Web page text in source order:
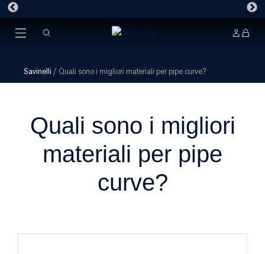
Savinelli / Quali sono i migliori materiali per pipe curve?
Quali sono i migliori
materiali per pipe
curve?